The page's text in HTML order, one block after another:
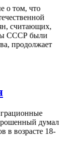
о том, что
считающих,
СССР были
продолжает
думал
в возрасте 18-